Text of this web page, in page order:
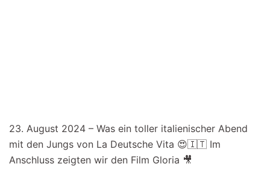
23. August 2024 – Was ein toller italienischer Abend
mit den Jungs von La Deutsche Vita 😍🇮🇹 Im
Anschluss zeigten wir den Film Gloria 🎥